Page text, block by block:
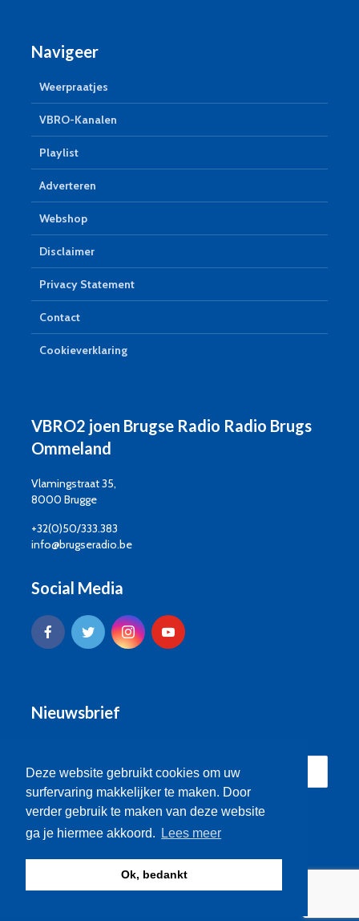
Deze website gebruikt cookies om uw
surfervaring makkelijker te maken. Door
verder gebruik te maken van deze website
ga je hiermee akkoord.
Lees meer
Ok, bedankt
Navigeer
Weerpraatjes
VBRO-Kanalen
Playlist
Adverteren
Webshop
Disclaimer
Privacy Statement
Contact
Cookieverklaring
VBRO2 joen Brugse Radio Radio Brugs
Ommeland
Vlamingstraat 35,
8000 Brugge
+32(0)50/333.383
info@brugseradio.be
Social Media
Nieuwsbrief
© Brugse Radio 2026